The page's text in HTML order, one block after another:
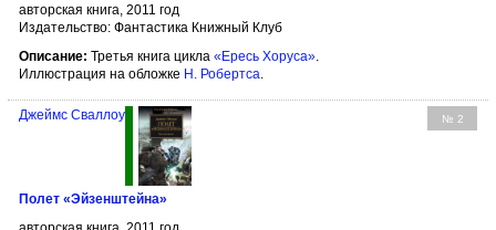
авторская книга, 2011 год
Издательство: Фантастика Книжный Клуб
Описание: Третья книга цикла «Ересь Хоруса»
Иллюстрация на обложке Н. Робертса
№ 2
Джеймс Сваллоу
Полет «Эйзенштейна»